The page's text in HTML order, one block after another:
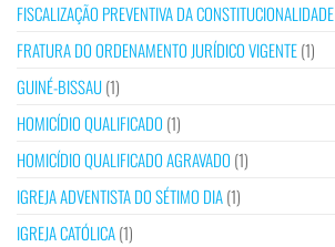
FISCALIZAÇÃO PREVENTIVA DA CONSTITUCIONALIDADE
FRATURA DO ORDENAMENTO JURÍDICO VIGENTE(1)
GUINÉ-BISSAU(1)
HOMICÍDIO QUALIFICADO (1)
HOMICÍDIO QUALIFICADO AGRAVADO (1)
IGREJA ADVENTISTA DO SÉTIMO DIA(1)
IGREJA CATÓLICA(1)